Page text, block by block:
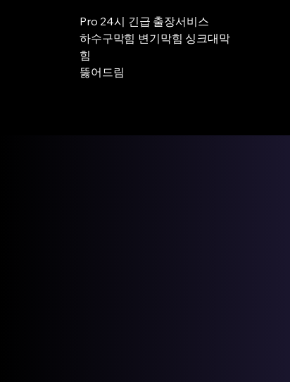
Pro 24시 긴급 출장서비스
하수구막힘 변기막힘 싱크대막
힘
뚫어드림